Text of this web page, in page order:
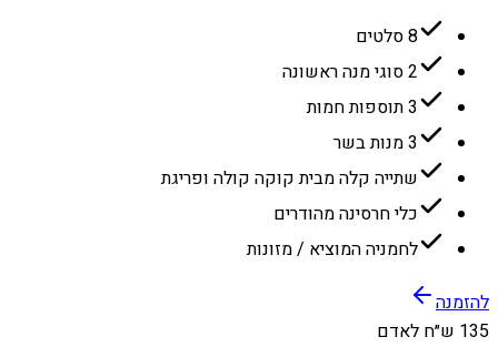
8 סלטים
2 סוגי מנה ראשונה
3 תוספות חמות
3 מנות בשר
שתייה קלה מבית קוקה קולה ופריגת
כלי חרסינה מהודרים
לחמניה המוציא / מזונות
להזמנה
135 ש״ח לאדם